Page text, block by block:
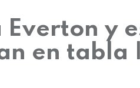
y
en tabla